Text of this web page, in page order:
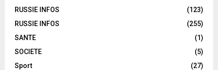
RUSSIE INFOS
(123)
RUSSIE INFOS
(255)
SANTE
(1)
SOCIETE
(5)
Sport
(27)